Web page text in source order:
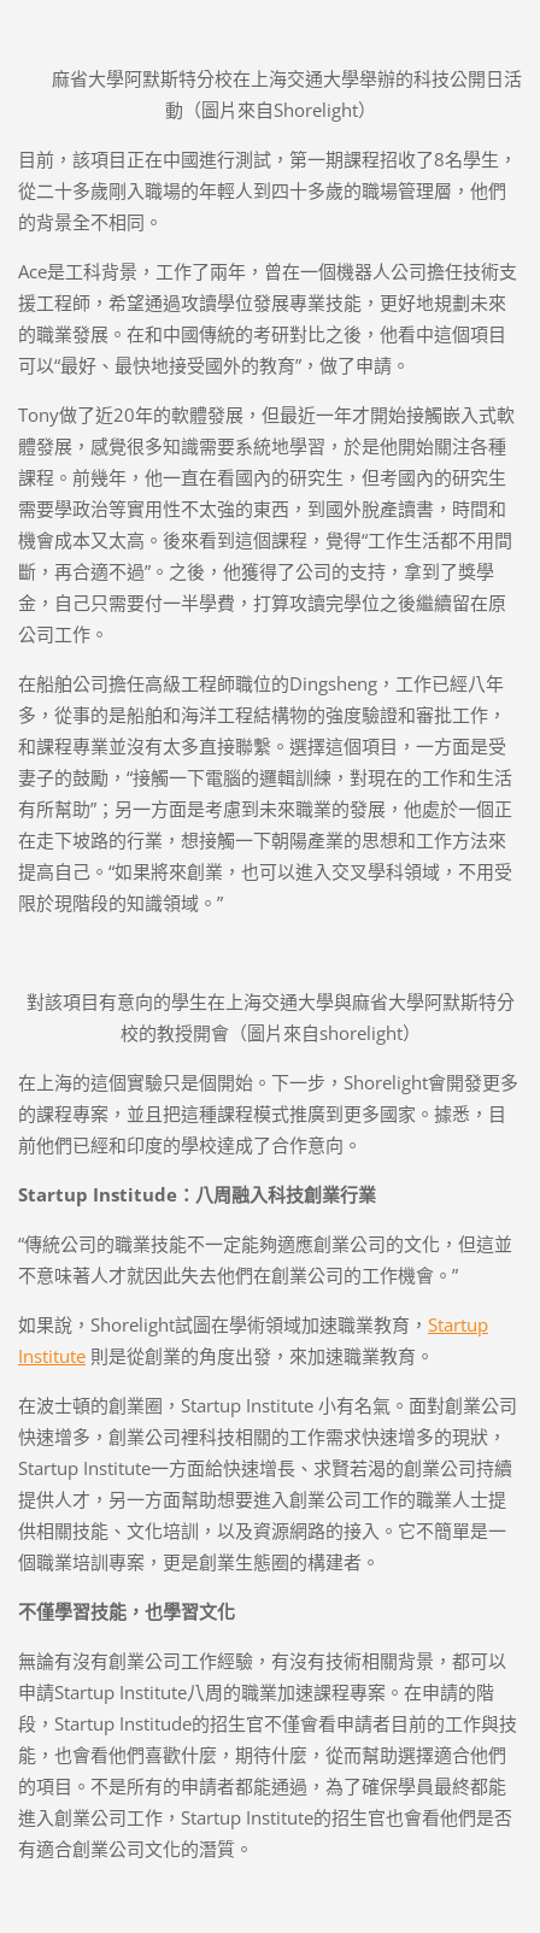
麻省大學阿默斯特分校在上海交通大學舉辦的科技公開日活
動（圖片來自Shorelight）
目前，該項目正在中國進行測試，第一期課程招收了8名學生，
從二十多歲剛入職場的年輕人到四十多歲的職場管理層，他們
的背景全不相同。
Ace是工科背景，工作了兩年，曾在一個機器人公司擔任技術支
援工程師，希望通過攻讀學位發展專業技能，更好地規劃未來
的職業發展。在和中國傳統的考研對比之後，他看中這個項目
可以“最好、最快地接受國外的教育”，做了申請。
Tony做了近20年的軟體發展，但最近一年才開始接觸嵌入式軟
體發展，感覺很多知識需要系統地學習，於是他開始關注各種
課程。前幾年，他一直在看國內的研究生，但考國內的研究生
需要學政治等實用性不太強的東西，到國外脫產讀書，時間和
機會成本又太高。後來看到這個課程，覺得“工作生活都不用間
斷，再合適不過”。之後，他獲得了公司的支持，拿到了獎學
金，自己只需要付一半學費，打算攻讀完學位之後繼續留在原
公司工作。
在船舶公司擔任高級工程師職位的Dingsheng，工作已經八年
多，從事的是船舶和海洋工程結構物的強度驗證和審批工作，
和課程專業並沒有太多直接聯繫。選擇這個項目，一方面是受
妻子的鼓勵，“接觸一下電腦的邏輯訓練，對現在的工作和生活
有所幫助”；另一方面是考慮到未來職業的發展，他處於一個正
在走下坡路的行業，想接觸一下朝陽產業的思想和工作方法來
提高自己。“如果將來創業，也可以進入交叉學科領域，不用受
限於現階段的知識領域。”
對該項目有意向的學生在上海交通大學與麻省大學阿默斯特分
校的教授開會（圖片來自shorelight）
在上海的這個實驗只是個開始。下一步，Shorelight會開發更多
的課程專案，並且把這種課程模式推廣到更多國家。據悉，目
前他們已經和印度的學校達成了合作意向。
Startup Institude：八周融入科技創業行業
“傳統公司的職業技能不一定能夠適應創業公司的文化，但這並
不意味著人才就因此失去他們在創業公司的工作機會。”
如果說，Shorelight試圖在學術領域加速職業教育， Startup
Institute則是從創業的角度出發，來加速職業教育。
在波士頓的創業圈，Startup Institute 小有名氣。面對創業公司
快速增多，創業公司裡科技相關的工作需求快速增多的現狀，
Startup Institute一方面給快速增長、求賢若渴的創業公司持續
提供人才，另一方面幫助想要進入創業公司工作的職業人士提
供相關技能、文化培訓，以及資源網路的接入。它不簡單是一
個職業培訓專案，更是創業生態圈的構建者。
不僅學習技能，也學習文化
無論有沒有創業公司工作經驗，有沒有技術相關背景，都可以
申請Startup Institute八周的職業加速課程專案。在申請的階
段，Startup Institude的招生官不僅會看申請者目前的工作與技
能，也會看他們喜歡什麼，期待什麼，從而幫助選擇適合他們
的項目。不是所有的申請者都能通過，為了確保學員最終都能
進入創業公司工作，Startup Institute的招生官也會看他們是否
有適合創業公司文化的潛質。